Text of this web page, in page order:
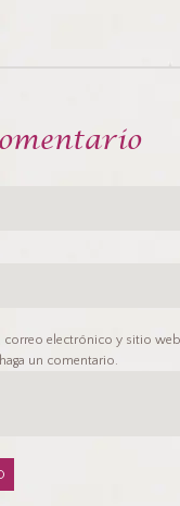
electrónico y sitio
un comentario.